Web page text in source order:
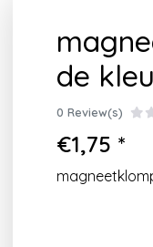
de
0 Review(s)
€1,75 *